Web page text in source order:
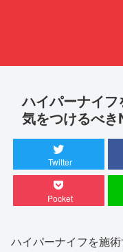
ハイパーナイ
気をつけるべき
Twitter
Pocket
ハイパーナイフを施